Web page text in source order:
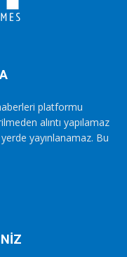
platformu
alıntı yapılamaz
yayınlanamaz. Bu